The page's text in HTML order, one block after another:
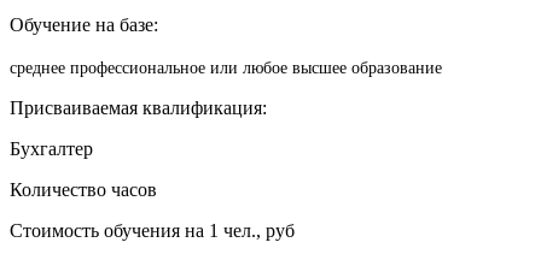
Обучение на базе:
среднее профессиональное или любое высшее образование
Присваиваемая квалификация:
Бухгалтер
Количество часов
Стоимость обучения на 1 чел., руб